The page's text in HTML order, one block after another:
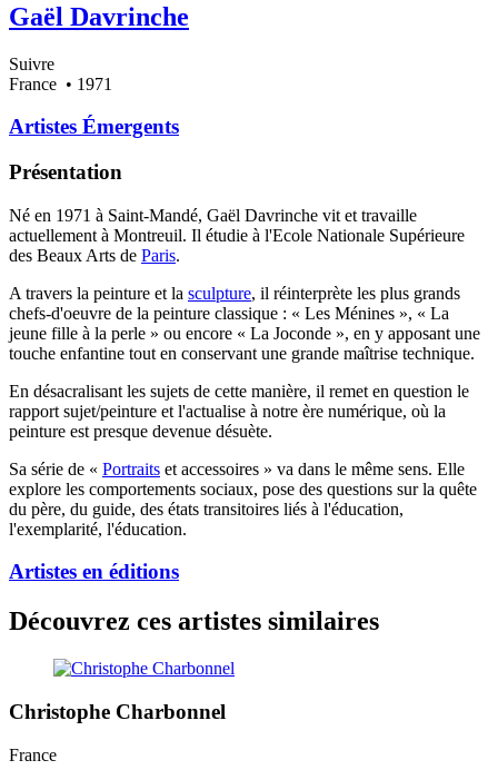
Gaël Davrinche
Suivre
France • 1971
Artistes Émergents
Présentation
Né en 1971 à Saint-Mandé, Gaël Davrinche vit et travaille
actuellement à Montreuil. Il étudie à l'Ecole Nationale Supérieure
des Beaux Arts de Paris.
A travers la peinture et la sculpture, il réinterprète les plus grands
chefs-d'oeuvre de la peinture classique : « Les Ménines », « La
jeune fille à la perle » ou encore « La Joconde », en y apposant une
touche enfantine tout en conservant une grande maîtrise technique.
En désacralisant les sujets de cette manière, il remet en question le
rapport sujet/peinture et l'actualise à notre ère numérique, où la
peinture est presque devenue désuète.
Sa série de « Portraits et accessoires » va dans le même sens. Elle
explore les comportements sociaux, pose des questions sur la quête
du père, du guide, des états transitoires liés à l'éducation,
l'exemplarité, l'éducation.
Artistes en éditions
Découvrez ces artistes similaires
Christophe Charbonnel
France